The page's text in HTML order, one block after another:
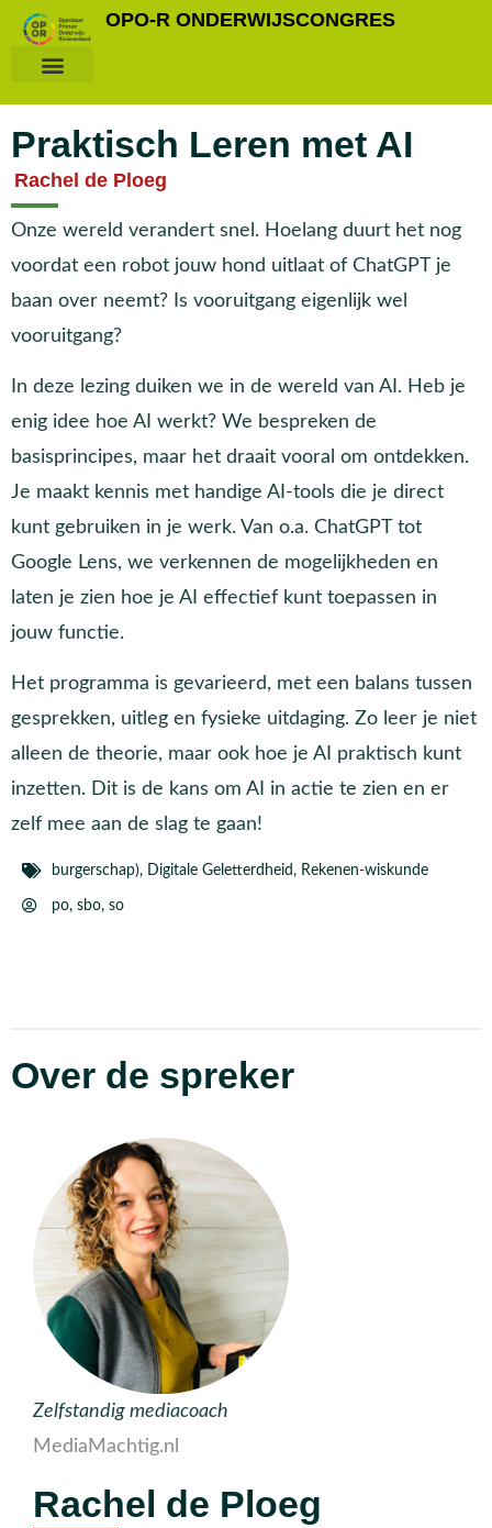
OPO-R ONDERWIJSCONGRES
Praktisch Leren met AI
Rachel de Ploeg
Onze wereld verandert snel. Hoelang duurt het nog
voordat een robot jouw hond uitlaat of ChatGPT je
baan over neemt? Is vooruitgang eigenlijk wel
vooruitgang?
In deze lezing duiken we in de wereld van AI. Heb je
enig idee hoe AI werkt? We bespreken de
basisprincipes, maar het draait vooral om ontdekken.
Je maakt kennis met handige AI-tools die je direct
kunt gebruiken in je werk. Van o.a. ChatGPT tot
Google Lens, we verkennen de mogelijkheden en
laten je zien hoe je AI effectief kunt toepassen in
jouw functie.
Het programma is gevarieerd, met een balans tussen
gesprekken, uitleg en fysieke uitdaging. Zo leer je niet
alleen de theorie, maar ook hoe je AI praktisch kunt
inzetten. Dit is de kans om AI in actie te zien en er
zelf mee aan de slag te gaan!
burgerschap), Digitale Geletterdheid, Rekenen-wiskunde
po, sbo, so
Over de spreker
Zelfstandig mediacoach
MediaMachtig.nl
Rachel de Ploeg